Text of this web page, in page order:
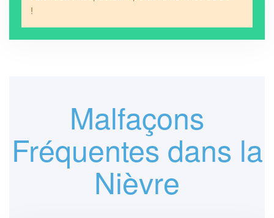
!
Malfaçons
Fréquentes dans la
Nièvre